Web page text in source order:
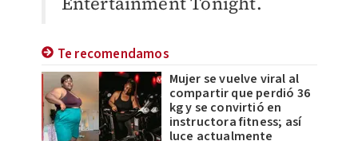
Te recomendamos
Mujer se vuelve viral al
compartir que perdió 36
kg y se convirtió en
instructora fitness; así
luce actualmente